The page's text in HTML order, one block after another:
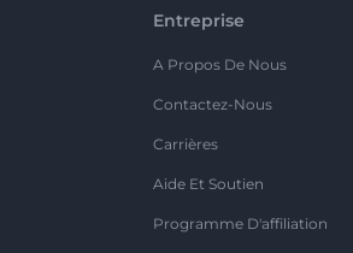
Entreprise
A Propos De Nous
Contactez-Nous
Carrières
Aide Et Soutien
Programme D'affiliation